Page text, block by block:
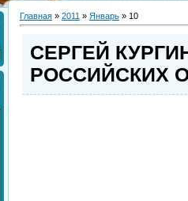
Главная » 2011 » Январь » 10
СЕРГЕЙ
РОССИЙСКИХ